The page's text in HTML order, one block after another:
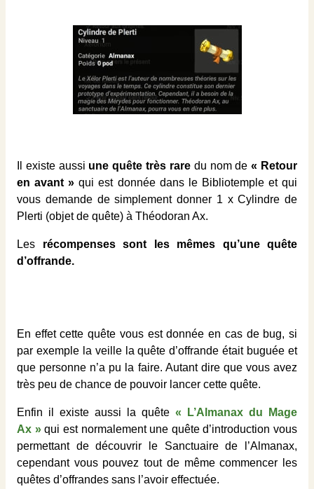
Il existe aussi une quête très raredu nom de« Retour
en avant » qui est donnée dans le Bibliotemple et qui
vous demande de simplement donner 1 x Cylindre de
Plerti (objet de quête) à Théodoran Ax.
Les récompenses sont les mêmes qu’une quête
d’offrande.
En effet cette quête vous est donnée en cas de bug, si
par exemple la veille la quête d’offrande était buguée et
que personne n’a pu la faire. Autant dire que vous avez
très peu de chance de pouvoir lancer cette quête.
Enfin il existe aussi la quête « L’Almanax du Mage
Ax »qui est normalement une quête d’introduction vous
permettant de découvrir le Sanctuaire de l’Almanax,
cependant vous pouvez tout de même commencer les
quêtes d’offrandes sans l’avoir effectuée.